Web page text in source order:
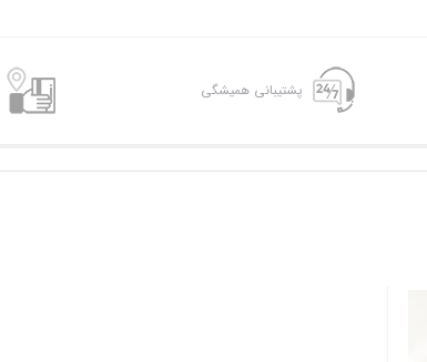
پشتیبانی همیشگی